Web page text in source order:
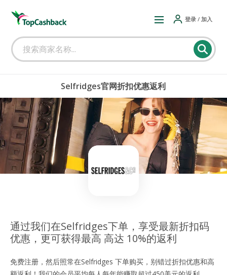
登录 / 加入
Selfridges官网折扣优惠返利
通过我们在Selfridges下单，享受最新折扣码
优惠，更可获得最高 高达 10%的返利
免费注册，然后照常在Selfridges 下单购买，别错过折扣优惠和高